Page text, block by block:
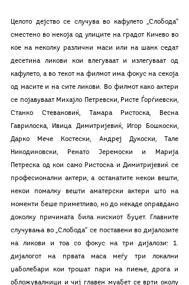
Целото дејство се случува во кафулето „Слобода“
сместено во некоја од улиците на градот Кичево во
кое на неколку различни маси или на шанк седат
десетина ликови кои влегуваат и излегуваат од
кафулето, а во текот на филмот има фокус на секоја
од масите и на сите ликови. Во филмот како актери
се појавуваат Михајло Петревски, Ристе Ѓорѓиевски,
Станко Стевановиќ, Тамара Ристоска, Весна
Гаврилоска, Ивица Димитријевиќ, Игор Бошкоски,
Дарко Мече Костески, Андреј Дукоски, Тале
Никодиновски, Ренато Јеремоски и Марија
Петреска од кои само Ристоска и Димитријевиќ се
професионални актери, а останатите некои вешти,
некои помалку вешти аматерски актери што на
моменти беше приметливо, но до некаде оправдано
доколку причината била нискиот буџет. Главните
случувања во „Слобода“ се поставени во дијалозите
на ликови и тоа со фокус на три дијалози: 1.
дијалогот на првата маса меѓу три локални
џаболебари кои трошат пари на пиење, дрога и
обложувалници и чиј главен муабет се врти околу